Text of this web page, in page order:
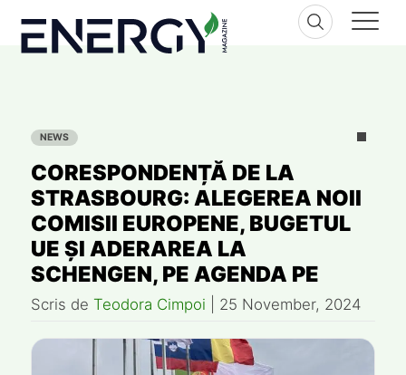
content
NEWS
CORESPONDENȚĂ DE LA
STRASBOURG: ALEGEREA NOII
COMISII EUROPENE, BUGETUL
UE ȘI ADERAREA LA
SCHENGEN, PE AGENDA PE
Scris de Teodora Cimpoi 25 November, 2024